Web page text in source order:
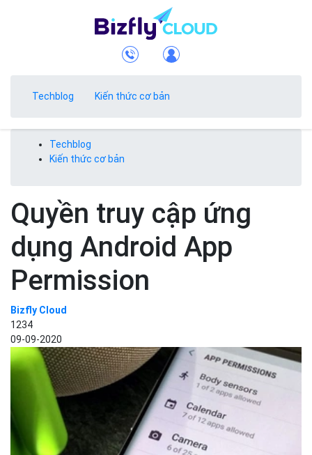
Techblog Kiến thức cơ bản
Techblog
Kiến thức cơ bản
Quyền truy cập ứng
dụng Android App
Permission
Bizfly Cloud
1234
09-09-2020